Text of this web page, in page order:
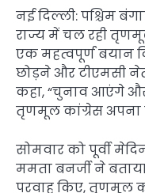
नई दिल्ली: पश्चिम
राज्य में चल रही
एक महत्वपूर्ण बयान
छोड़ने और टीएमसी
कहा, “चुनाव आएंगे
तृणमूल कांग्रेस अपना
सोमवार को पूर्वी
ममता बनर्जी ने
परवाह किए, तृणमूल